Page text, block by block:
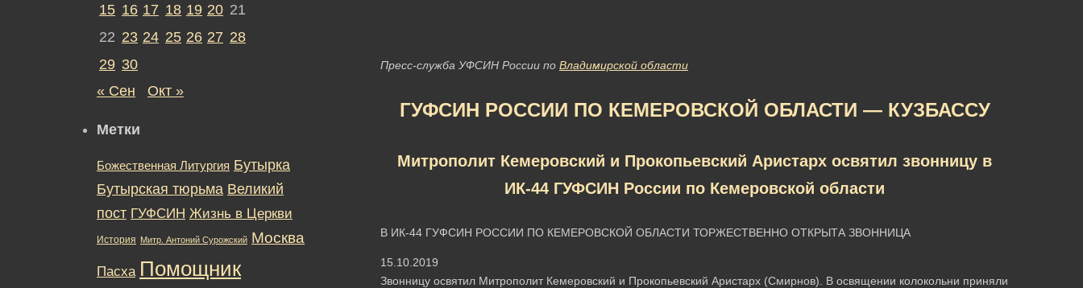
Пресс-служба УФСИН России по Владимирской области
ГУФСИН РОССИИ ПО КЕМЕРОВСКОЙ ОБЛАСТИ — КУЗБАССУ
Митрополит Кемеровский и Прокопьевский Аристарх освятил звонницу в
ИК-44 ГУФСИН России по Кемеровской области
В ИК-44 ГУФСИН РОССИИ ПО КЕМЕРОВСКОЙ ОБЛАСТИ ТОРЖЕСТВЕННО ОТКРЫТА ЗВОННИЦА
15.10.2019
Звонницу освятил Митрополит Кемеровский и Прокопьевский Аристарх (Смирнов). В освящении колокольни приняли
15 16 17 18 19 20 21
22 23 24 25 26 27 28
29 30
« Сен
Окт »
Метки
Божественная Литургия Бутырка
Бутырская тюрьма Великий
пост ГУФСИН Жизнь в Церкви
История Митр. Антоний Сурожский Москва
Пасха Помощник